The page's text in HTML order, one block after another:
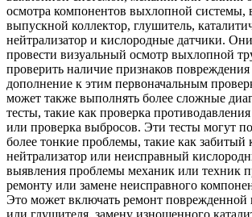
осмотра компонентов выхлопной системы,
выпускной коллектор, глушитель,
нейтрализатор и кислородные датчики.
провести визуальный осмотр выхлопной
проверить наличие признаков
дополнение к этим первоначальным
может также выполнять более сложные
тесты, такие как проверка
или проверка выбросов. Эти тесты могут
более тонкие проблемы, такие как забитый
нейтрализатор или неисправный
выявления проблемы механик или техник
ремонту или замене неисправного
Это может включать ремонт